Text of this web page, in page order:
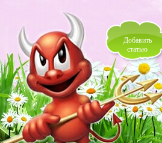
Добавить
статью